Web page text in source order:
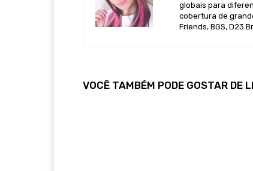
globais para
cobertura de
Friends, BGS, D23
VOCÊ TAMBÉM PODE GOSTAR DE